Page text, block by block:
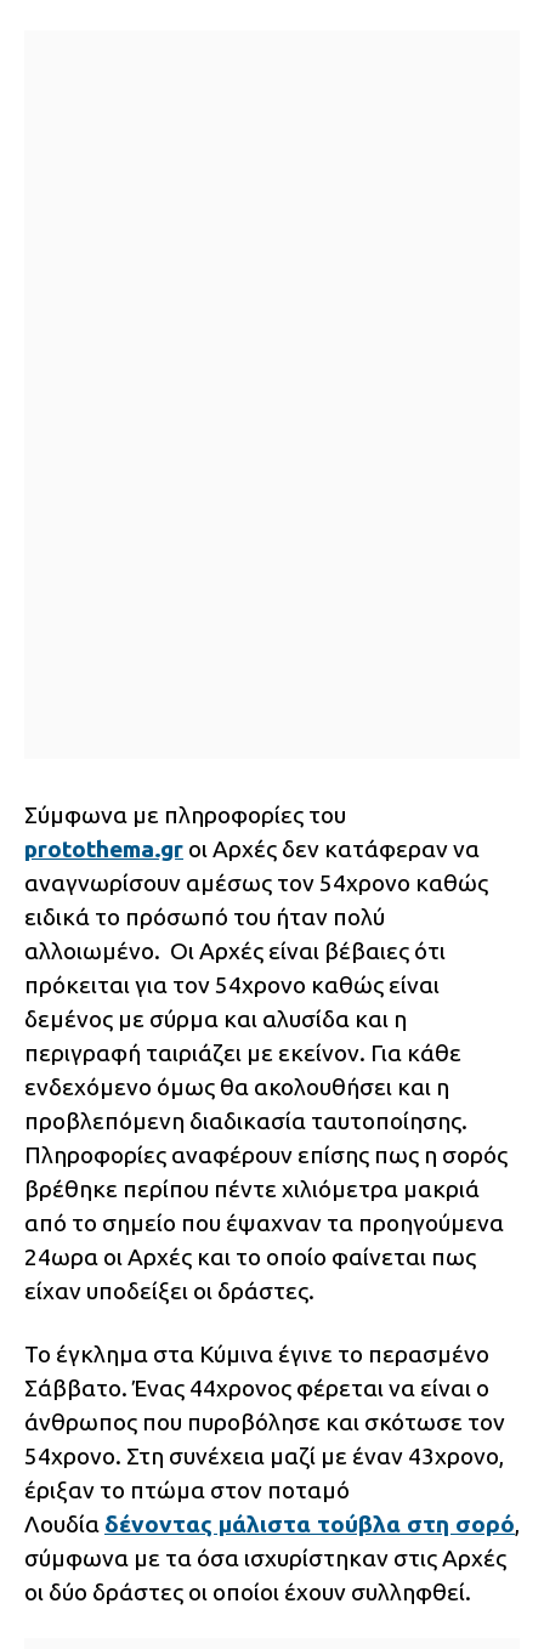
Σύμφωνα με πληροφορίες του
protothema.gr οι Αρχές δεν κατάφεραν να
αναγνωρίσουν αμέσως τον 54χρονο καθώς
ειδικά το πρόσωπό του ήταν πολύ
αλλοιωμένο. Οι Αρχές είναι βέβαιες ότι
πρόκειται για τον 54χρονο καθώς είναι
δεμένος με σύρμα και αλυσίδα και η
περιγραφή ταιριάζει με εκείνον. Για κάθε
ενδεχόμενο όμως θα ακολουθήσει και η
προβλεπόμενη διαδικασία ταυτοποίησης.
Πληροφορίες αναφέρουν επίσης πως η σορός
βρέθηκε περίπου πέντε χιλιόμετρα μακριά
από το σημείο που έψαχναν τα προηγούμενα
24ωρα οι Αρχές και το οποίο φαίνεται πως
είχαν υποδείξει οι δράστες.
Το έγκλημα στα Κύμινα έγινε το περασμένο
Σάββατο. Ένας 44χρονος φέρεται να είναι ο
άνθρωπος που πυροβόλησε και σκότωσε τον
54χρονο. Στη συνέχεια μαζί με έναν 43χρονο,
έριξαν το πτώμα στον ποταμό
Λουδία δένοντας μάλιστα τούβλα στη σορό,
σύμφωνα με τα όσα ισχυρίστηκαν στις Αρχές
οι δύο δράστες οι οποίοι έχουν συλληφθεί.